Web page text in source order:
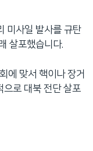
미사일 발사를 규탄
살포했습니다.
에 맞서 핵이나 장거
으로 대북 전단 살포